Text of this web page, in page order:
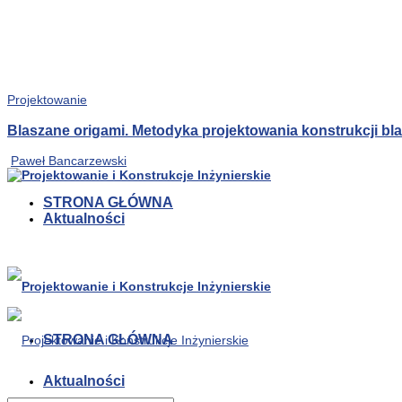
Projektowanie
Blaszane origami. Metodyka projektowania konstrukcji
Paweł Bancarzewski
STRONA GŁÓWNA
Aktualności
STRONA GŁÓWNA
Aktualności